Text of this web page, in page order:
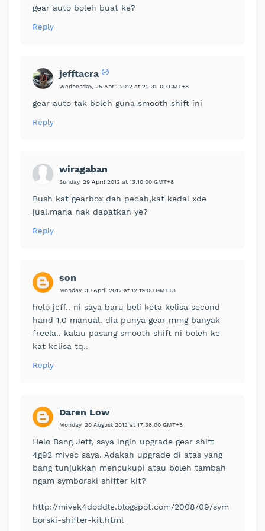
gear auto boleh buat ke?
Reply
jefftacra
Wednesday, 25 April 2012 at 22:32:00 GMT+8
gear auto tak boleh guna smooth shift ini
Reply
wiragaban
Sunday, 29 April 2012 at 13:10:00 GMT+8
Bush kat gearbox dah pecah,kat kedai xde
jual.mana nak dapatkan ye?
Reply
son
Monday, 30 April 2012 at 12:19:00 GMT+8
helo jeff.. ni saya baru beli keta kelisa second
hand 1.0 manual. dia punya gear mmg banyak
freela.. kalau pasang smooth shift ni boleh ke
kat kelisa tq..
Reply
Daren Low
Monday, 20 August 2012 at 17:38:00 GMT+8
Helo Bang Jeff, saya ingin upgrade gear shift
4g92 mivec saya. Adakah upgrade di atas yang
bang tunjukkan mencukupi atau boleh tambah
ngam symborski shifter kit?
http://mivek4doddle.blogspot.com/2008/09/sym
borski-shifter-kit.html